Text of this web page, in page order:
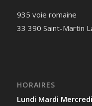
935 voie romaine
33 390 Saint-Martin
HORAIRES
Lundi Mardi Mercredi